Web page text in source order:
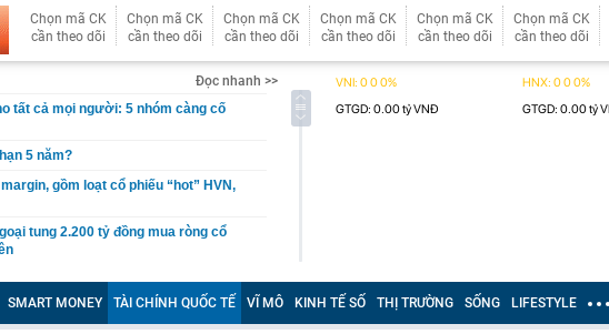
Chọn mã CK
cần theo dõi
Chọn mã CK
cần theo dõi
Chọn mã CK
cần theo dõi
Chọn mã CK
cần theo dõi
Chọn mã CK
cần theo dõi
Chọn mã CK
cần theo dõi
Đọc nhanh >>
tất cả mọi người: 5 nhóm càng cố
5 năm?
gồm loạt cổ phiếu “hot” HVN,
tung 2.200 tỷ đồng mua ròng cổ
lao động đang nợ Trung Quốc gần 1,3
lại trên thị trường chứng khoán
SMART MONEY TÀI CHÍNH QUỐC TẾ VĨ MÔ KINH TẾ SỐ THỊ TRƯỜNG SỐNG LIFESTYLE